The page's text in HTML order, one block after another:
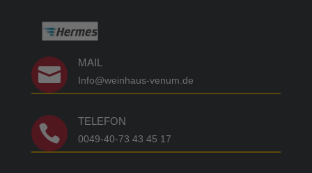

MAIL
Info@weinhaus-venum.de

TELEFON
0049-40-73 43 45 17